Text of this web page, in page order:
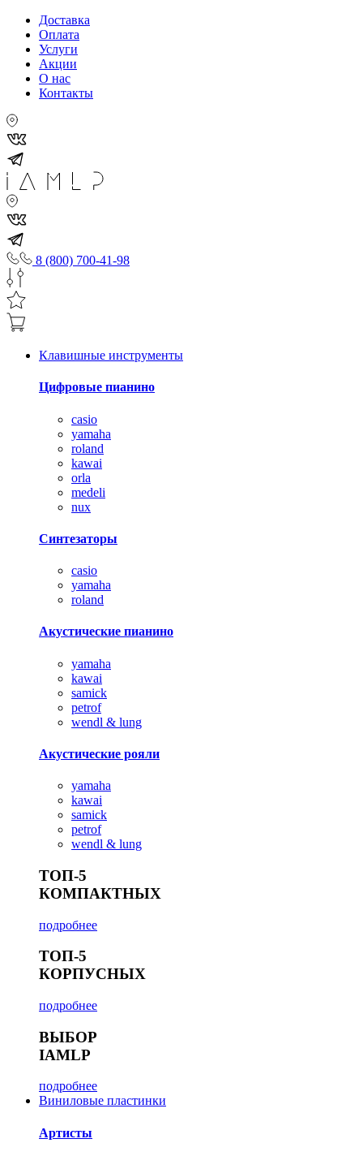
Доставка
Оплата
Услуги
Акции
О нас
Контакты
8 (800) 700-41-98
Клавишные инструменты
Цифровые пианино
casio
yamaha
roland
kawai
orla
medeli
nux
Синтезаторы
casio
yamaha
roland
Акустические пианино
yamaha
kawai
samick
petrof
wendl & lung
Акустические рояли
yamaha
kawai
samick
petrof
wendl & lung
ТОП-5
КОМПАКТНЫХ
подробнее
ТОП-5
КОРПУСНЫХ
подробнее
ВЫБОР
IAMLP
подробнее
Виниловые пластинки
Артисты